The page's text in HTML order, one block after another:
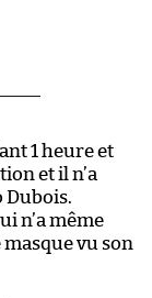
1 heure et
et il n’a
Dubois.
n’a même
vu son